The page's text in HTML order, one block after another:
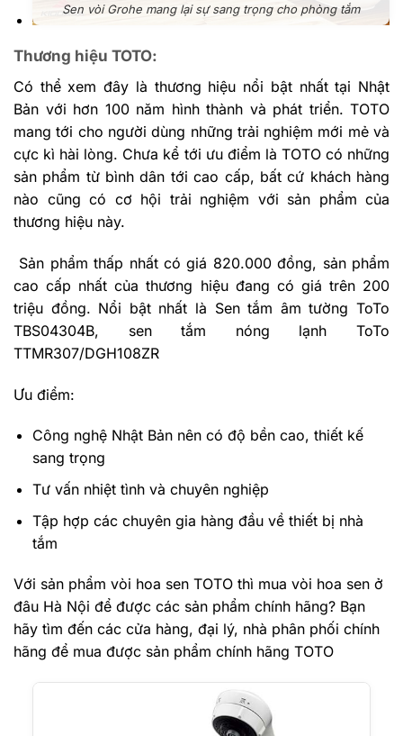
Sen vòi Grohe mang lại sự sang trọng cho phòng tắm
Thương hiệu TOTO:
Có thể xem đây là thương hiệu nổi bật nhất tại Nhật
Bản với hơn 100 năm hình thành và phát triển. TOTO
mang tới cho người dùng những trải nghiệm mới mẻ và
cực kì hài lòng. Chưa kể tới ưu điểm là TOTO có những
sản phẩm từ bình dân tới cao cấp, bất cứ khách hàng
nào cũng có cơ hội trải nghiệm với sản phẩm của
thương hiệu này.
Sản phẩm thấp nhất có giá 820.000 đồng, sản phẩm
cao cấp nhất của thương hiệu đang có giá trên 200
triệu đồng. Nổi bật nhất là Sen tắm âm tường ToTo
TBS04304B, sen tắm nóng lạnh ToTo
TTMR307/DGH108ZR
Ưu điểm:
Công nghệ Nhật Bản nên có độ bền cao, thiết kế
sang trọng
Tư vấn nhiệt tình và chuyên nghiệp
Tập hợp các chuyên gia hàng đầu về thiết bị nhà
tắm
Với sản phẩm vòi hoa sen TOTO thì mua vòi hoa sen ở
đâu Hà Nội để được các sản phẩm chính hãng? Bạn
hãy tìm đến các cửa hàng, đại lý, nhà phân phối chính
hãng để mua được sản phẩm chính hãng TOTO